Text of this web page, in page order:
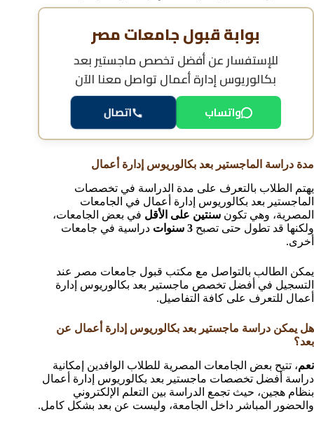
بوابة قبول جامعات مصر
للإستفسار عنأفضل تخصص ماجستير بعد
بكالوريوس إدارة أعمالتواصل معنا الآن
واتساب اتصال
مدة دراسة الماجستير بعد بكالوريوس إدارة أعمال
يهتم الطلاب بالتعرف على مدة الدراسة في تخصصات
الماجستير بعد بكالوريوس إدارة أعمال في الجامعات
المصرية، وهي تكون سنتين على الأقل في بعض الجامعات،
ولكنها قد تطول حتى تصبح
دراسية في جامعات
أخرى.
يمكن الطالب بالتواصل مع مكتب قبول جامعات مصر عند
التسجيل في أفضل تخصص ماجستير بعد بكالوريوس إدارة
أعمال للتعرف على كافة التفاصيل.
هل يمكن دراسة ماجستير بعد بكالوريوس إدارة أعمال عن
بعد؟
نعم، تتيح بعض الجامعات المصرية للطلاب الوافدين إمكانية
دراسة أفضل تخصصات ماجستير بعد بكالوريوس إدارة أعمال
بنظام هجين، حيث تجمع الدراسة بين التعلم الإلكتروني
والحضور المباشر داخل الجامعة، وليست عن بعد بشكل كامل.